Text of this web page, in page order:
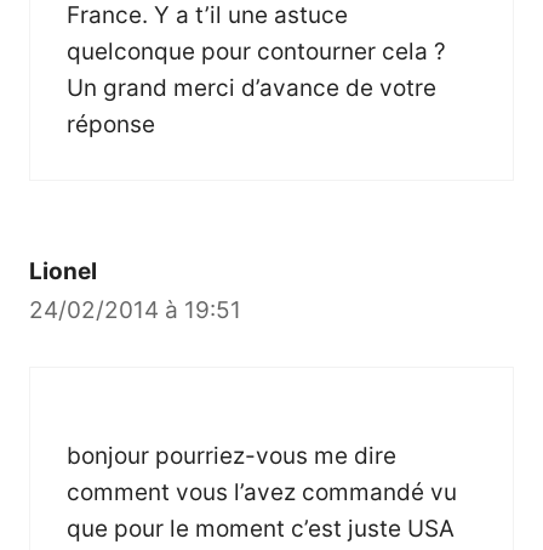
France. Y a t’il une astuce
quelconque pour contourner cela ?
Un grand merci d’avance de votre
réponse
Lionel
24/02/2014 à 19:51
bonjour pourriez-vous me dire
comment vous l’avez commandé vu
que pour le moment c’est juste USA